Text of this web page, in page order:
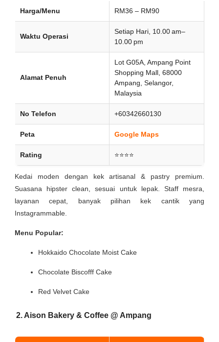
Harga/Menu RM36 – RM90
Waktu Operasi
Setiap Hari, 10.00 am–
10.00 pm
Alamat Penuh
Lot G05A, Ampang Point
Shopping Mall, 68000
Ampang, Selangor,
Malaysia
No Telefon +60342660130
Peta Google Maps
Rating ⭐⭐⭐⭐
Kedai moden dengan kek artisanal & pastry premium.
Suasana hipster clean, sesuai untuk lepak. Staff mesra,
layanan cepat, banyak pilihan kek cantik yang
Instagrammable.
Menu Popular:
Hokkaido Chocolate Moist Cake
Chocolate Biscofff Cake
Red Velvet Cake
2. Aison Bakery & Coffee @ Ampang